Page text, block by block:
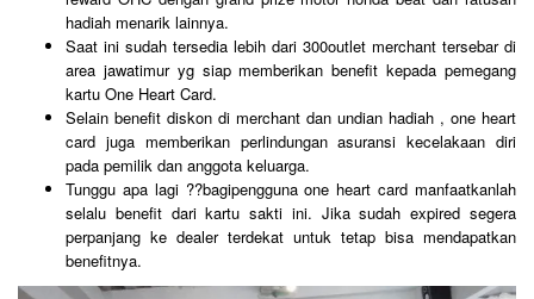
hadiah menarik lainnya.
Saat ini sudah tersedia lebih dari 300outlet merchant tersebar di
area jawatimur yg siap memberikan benefit kepada pemegang
kartu One Heart Card.
Selain benefit diskon di merchant dan undian hadiah , one heart
card juga memberikan perlindungan asuransi kecelakaan diri
pada pemilik dan anggota keluarga.
Tunggu apa lagi ??bagipengguna one heart card manfaatkanlah
selalu benefit dari kartu sakti ini. Jika sudah expired segera
perpanjang ke dealer terdekat untuk tetap bisa mendapatkan
benefitnya.